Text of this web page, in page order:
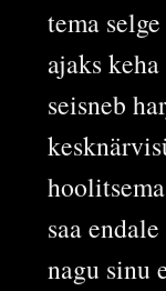
tema
ajaks
seisneb
saa
nagu sinu